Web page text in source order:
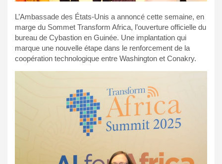
L’Ambassade des États-Unis a annoncé cette semaine, en
marge du Sommet Transform Africa, l’ouverture officielle du
bureau de Cybastion en Guinée. Une implantation qui
marque une nouvelle étape dans le renforcement de la
coopération technologique entre Washington et Conakry.